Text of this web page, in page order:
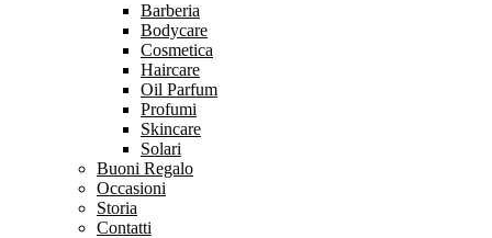
Barberia
Bodycare
Cosmetica
Haircare
Oil Parfum
Profumi
Skincare
Solari
Buoni Regalo
Occasioni
Storia
Contatti